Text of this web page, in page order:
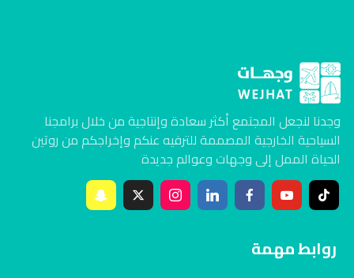
وجدنا لنجعل المجتمع أكثر سعادة وإنتاجية من خلال برامجنا
السياحية الخارجية المصممة للترفيه عنكم وإخراجكم من روتين
الحياة الممل إلى وجهات وعوالم جديدة
روابط مهمة